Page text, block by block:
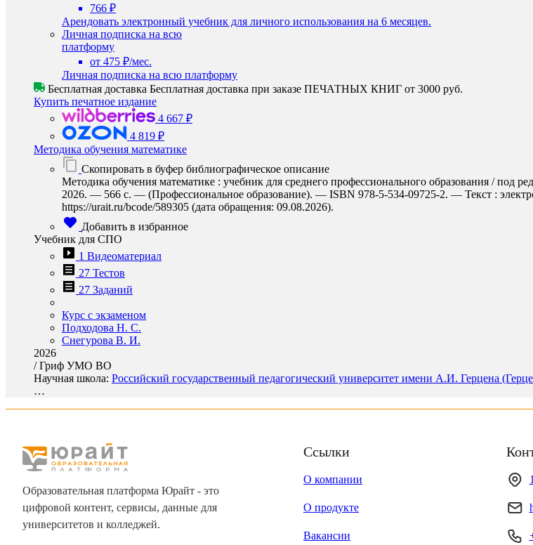
766 ₽
Арендовать электронный учебник для личного использования на 6 месяцев.
Личная подписка на всю
платформу
от 475 ₽/мес.
Личная подписка на всю платформу
Бесплатная доставка Бесплатная доставка при заказе ПЕЧАТНЫХ КНИГ от 3000 руб.
Купить печатное издание
4 667 ₽
4 819 ₽
Методика обучения математике
Скопировать в буфер библиографическое описание
Методика обучения математике : учебник для среднего профессионального образования /
2026. — 566 с. — (Профессиональное образование). — ISBN 978-5-534-09725-2. — Текст :
https://urait.ru/bcode/589305 (дата обращения: 09.08.2026).
Добавить в избранное
Учебник для СПО
1 Видеоматериал
27 Тестов
27 Заданий
Курс с экзаменом
Подходова Н. С.
Снегурова В. И.
2026
/Гриф УМО ВО
Научная школа: Российский государственный педагогический университет имени А.И. Герцена
…
Образовательная платформа Юрайт - это
цифровой контент, сервисы, данные для
университетов и колледжей.
Ссылки
О компании
О продукте
Вакансии